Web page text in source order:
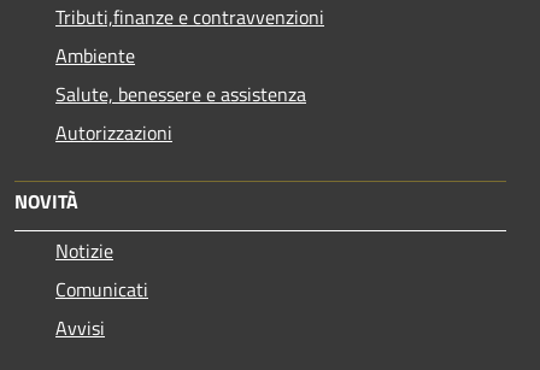
Tributi,finanze e contravvenzioni
Ambiente
Salute, benessere e assistenza
Autorizzazioni
NOVITÀ
Notizie
Comunicati
Avvisi